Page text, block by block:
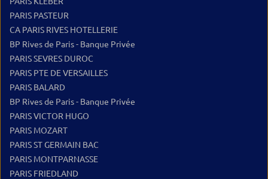
PARIS PASTEUR
CA PARIS RIVES HOTELLERIE
BP Rives de Paris - Banque Privée
PARIS SEVRES DUROC
PARIS PTE DE VERSAILLES
PARIS BALARD
BP Rives de Paris - Banque Privée
PARIS VICTOR HUGO
PARIS MOZART
PARIS ST GERMAIN BAC
PARIS MONTPARNASSE
PARIS FRIEDLAND